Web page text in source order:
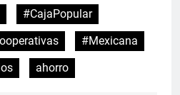
#CajaPopular
#Mexicana
ahorro